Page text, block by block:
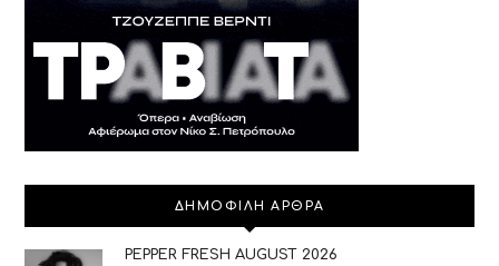
ΔΗΜΟΦΙΛΗ ΑΡΘΡΑ
PEPPER FRESH AUGUST 2026